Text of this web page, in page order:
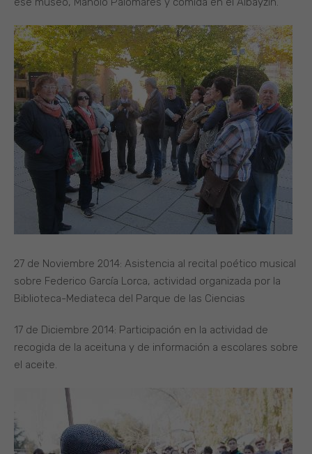
27 de Noviembre 2014: Asistencia al recital poético musical
sobre Federico García Lorca, actividad organizada por la
Biblioteca-Mediateca del Parque de las Ciencias
17 de Diciembre 2014: Participación en la actividad de
recogida de la aceituna y de información a escolares sobre
el aceite.